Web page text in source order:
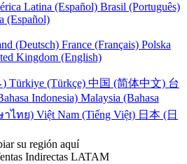
Latina (Español) Brasil (Português)
(Español)
(Deutsch) France (Français) Polska
Kingdom (English)
UAE (عربي) Türkiye (Türkçe) 中国 (简体中文) 台
Indonesia) Malaysia (Bahasa
าไทย) Việt Nam (Tiếng Việt) 日本 (日
su región aquí
Indirectas LATAM